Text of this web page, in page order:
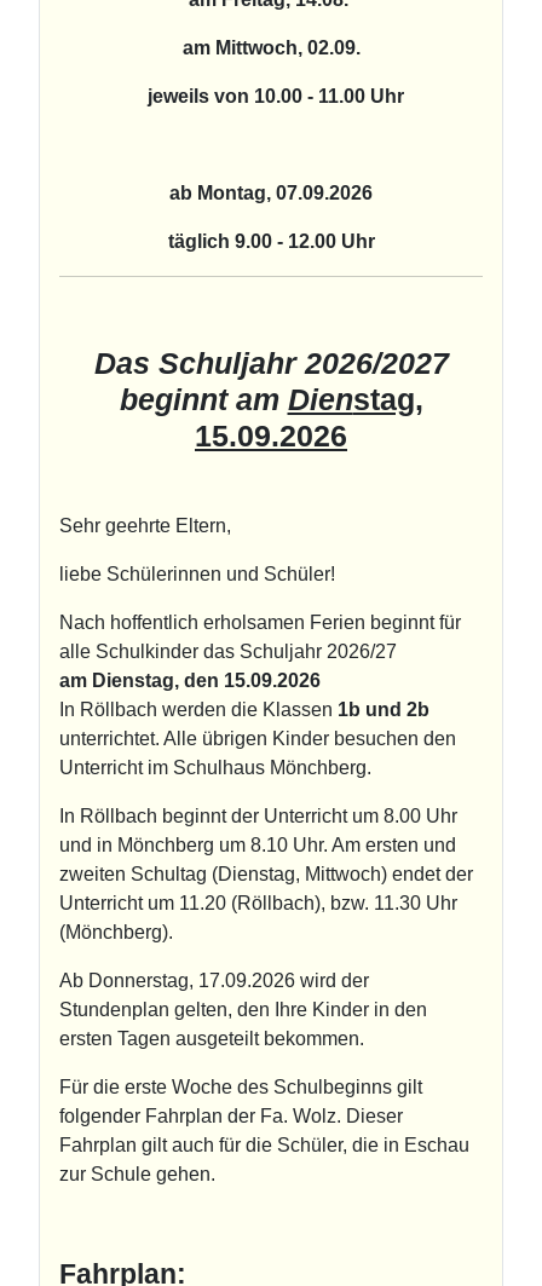
am Mittwoch, 02.09.
jeweils von 10.00 - 11.00 Uhr
ab Montag, 07.09.2026
täglich 9.00 - 12.00 Uhr
Das Schuljahr 2026/2027
beginnt am Dienstag,
15.09.2026
Sehr geehrte Eltern,
liebe Schülerinnen und Schüler!
Nach hoffentlich erholsamen Ferien beginnt für
alle Schulkinder das Schuljahr 2026/27
am Dienstag, den 15.09.2026
In Röllbach werden die Klassen 1b und 2b
unterrichtet. Alle übrigen Kinder besuchen den
Unterricht im Schulhaus Mönchberg.
In Röllbach beginnt der Unterricht um 8.00 Uhr
und in Mönchberg um 8.10 Uhr. Am ersten und
zweiten Schultag (Dienstag, Mittwoch) endet der
Unterricht um 11.20 (Röllbach), bzw. 11.30 Uhr
(Mönchberg).
Ab Donnerstag, 17.09.2026 wird der
Stundenplan gelten, den Ihre Kinder in den
ersten Tagen ausgeteilt bekommen.
Für die erste Woche des Schulbeginns gilt
folgender Fahrplan der Fa. Wolz. Dieser
Fahrplan gilt auch für die Schüler, die in Eschau
zur Schule gehen.
Fahrplan: